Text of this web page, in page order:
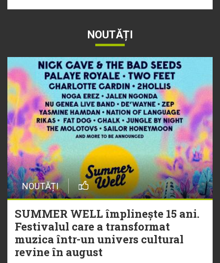
NOUTĂȚI
NOUTĂȚI
SUMMER WELL împlinește 15 ani.
Festivalul care a transformat
muzica într-un univers cultural
revine în august